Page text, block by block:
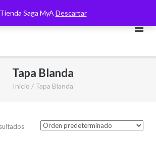
Tienda Saga MyA Descartar
Tapa Blanda
Inicio / Tapa Blanda